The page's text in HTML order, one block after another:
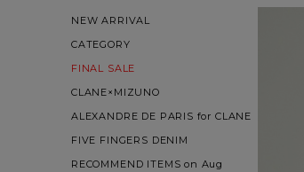
NEW ARRIVAL
CATEGORY
FINAL SALE
CLANE×MIZUNO
ALEXANDRE DE PARIS for CLANE
FIVE FINGERS DENIM
RECOMMEND ITEMS on Aug